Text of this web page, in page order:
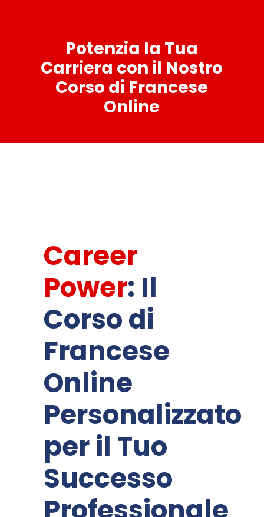
Potenzia la Tua
Carriera con il Nostro
Corso di Francese
Online
Career
Power: Il
Corso di
Francese
Online
Personalizzato
per il Tuo
Successo